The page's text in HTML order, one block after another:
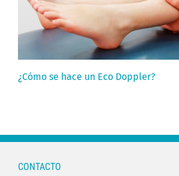
¿Cómo se hace un Eco Doppler?
CONTACTO